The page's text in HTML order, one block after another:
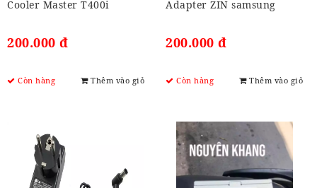
Cooler Master T400i
200.000 đ
Còn hàng Thêm vào giỏ
Adapter ZIN samsung
200.000 đ
Còn hàng Thêm vào giỏ